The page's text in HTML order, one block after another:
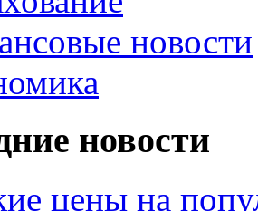
новости
новости
цены на